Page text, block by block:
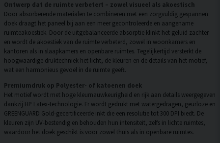
Ontwerp dat de ruimte verbetert – zowel visueel als akoestisch
Door absorberende materialen te combineren met een zorgvuldig gespannen
doek draagt het paneel bij aan een meer gecontroleerde en aangename
ruimteakoestiek. Door de uitgebalanceerde absorptie klinkt het geluid zachter
en wordt de akoestiek van de ruimte verbeterd, zowel in woonkamers en
kantoren als in slaapkamers en openbare ruimtes. Tegelijkertijd versterkt de
hoogwaardige druktechniek het licht, de kleuren en de details van het motief,
wat een harmonieus gevoel in de ruimte geeft.
Premiumdruk op Polyester- of katoenen doek
Het motief wordt met hoge kleurnauwkeurigheid en rijk aan details weergegeven
dankzij HP Latex-technologie. Er wordt gedrukt met watergedragen, geurloze en
GREENGUARD Gold-gecertificeerde inkt die een resolutie tot 300 DPI biedt. De
kleuren zijn UV-bestendig en behouden hun intensiteit, zelfs in lichte ruimtes,
waardoor het doek geschikt is voor zowel thuis als in openbare ruimtes.